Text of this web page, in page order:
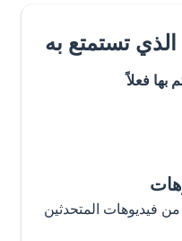
تستمتع به
بها فعلاً
48 ألف من فيديوهات المتحدثين